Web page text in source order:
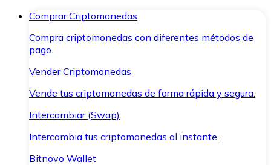
Comprar Criptomonedas
Compra criptomonedas con diferentes métodos de
pago.
Vender Criptomonedas
Vende tus criptomonedas de forma rápida y segura.
Intercambiar (Swap)
Intercambia tus criptomonedas al instante.
Bitnovo Wallet